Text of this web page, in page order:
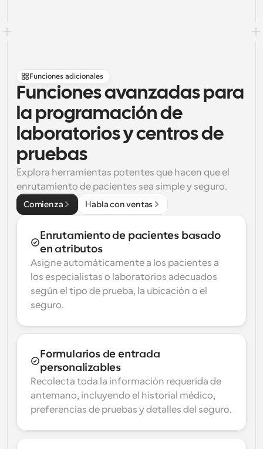
Funciones adicionales
Funciones avanzadas para
la programación de
laboratorios y centros de
pruebas
Explora herramientas potentes que hacen que el
enrutamiento de pacientes sea simple y seguro.
Comienza Habla con ventas
Enrutamiento de pacientes basado
en atributos
Asigne automáticamente a los pacientes a
los especialistas o laboratorios adecuados
según el tipo de prueba, la ubicación o el
seguro.
Formularios de entrada
personalizables
Recolecta toda la información requerida de
antemano, incluyendo el historial médico,
preferencias de pruebas y detalles del seguro.